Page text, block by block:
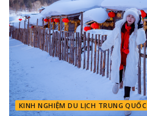
KINH NGHIỆM DU LỊCH TRUNG QUỐC